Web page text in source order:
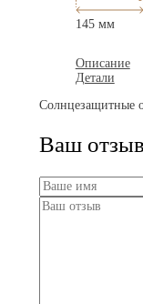
145 мм
Описание
Детали
Солнцезащитные
Ваш